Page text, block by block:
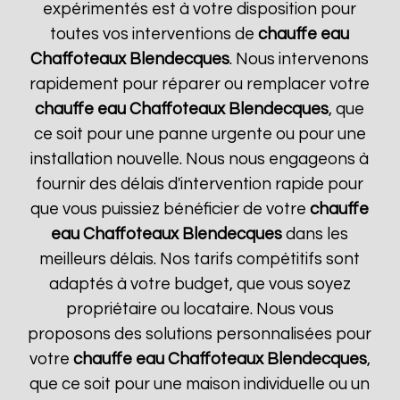
expérimentés est à votre disposition pour
toutes vos interventions dechauffe eau
Chaffoteaux Blendecques. Nous intervenons
rapidement pour réparer ou remplacer votre
chauffe eau Chaffoteaux Blendecques, que
ce soit pour une panne urgente ou pour une
installation nouvelle. Nous nous engageons à
fournir des délais d'intervention rapide pour
que vous puissiez bénéficier de votrechauffe
eau Chaffoteaux Blendecques dans les
meilleurs délais. Nos tarifs compétitifs sont
adaptés à votre budget, que vous soyez
propriétaire ou locataire. Nous vous
proposons des solutions personnalisées pour
votre chauffe eau Chaffoteaux Blendecques,
que ce soit pour une maison individuelle ou un